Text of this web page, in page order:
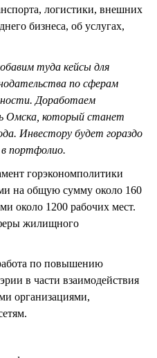
логистики, внешних
бизнеса, об услугах,
туда кейсы для
по сферам
Доработаем
Омска, который станет
Инвестору будет гораздо
портфолио.
горэкономполитики
на общую сумму около 160
около 1200 рабочих мест.
жилищного
по повышению
в части взаимодействия
организациями,